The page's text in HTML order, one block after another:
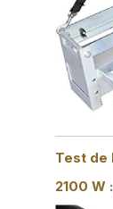
Test de
2100